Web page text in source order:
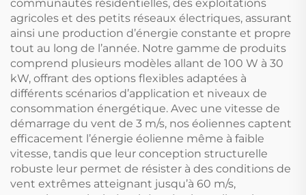
communautés résidentielles, des exploitations
agricoles et des petits réseaux électriques, assurant
ainsi une production d’énergie constante et propre
tout au long de l’année. Notre gamme de produits
comprend plusieurs modèles allant de 100 W à 30
kW, offrant des options flexibles adaptées à
différents scénarios d’application et niveaux de
consommation énergétique. Avec une vitesse de
démarrage du vent de 3 m/s, nos éoliennes captent
efficacement l’énergie éolienne même à faible
vitesse, tandis que leur conception structurelle
robuste leur permet de résister à des conditions de
vent extrêmes atteignant jusqu’à 60 m/s,